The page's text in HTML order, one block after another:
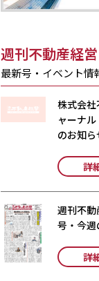
週刊不動産経営
最新号・イベント情
株式会
ャーナ
のお知ら
詳
週刊不動
号・今
詳